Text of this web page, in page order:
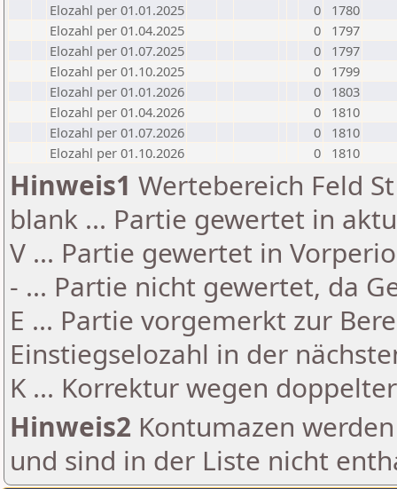
Elozahl per 01.01.2025
0
1780
Elozahl per 01.04.2025
0
1797
Elozahl per 01.07.2025
0
1797
Elozahl per 01.10.2025
0
1799
Elozahl per 01.01.2026
0
1803
Elozahl per 01.04.2026
0
1810
Elozahl per 01.07.2026
0
1810
Elozahl per 01.10.2026
0 1810
Hinweis1 Wertebereich Feld
blank ... Partie gewertet in
V ... Partie gewertet in
- ... Partie nicht gewertet, da
E ... Partie vorgemerkt zur
Einstiegselozahl in der
K ... Korrektur wegen
Hinweis2 Kontumazen
und sind in der Liste nicht